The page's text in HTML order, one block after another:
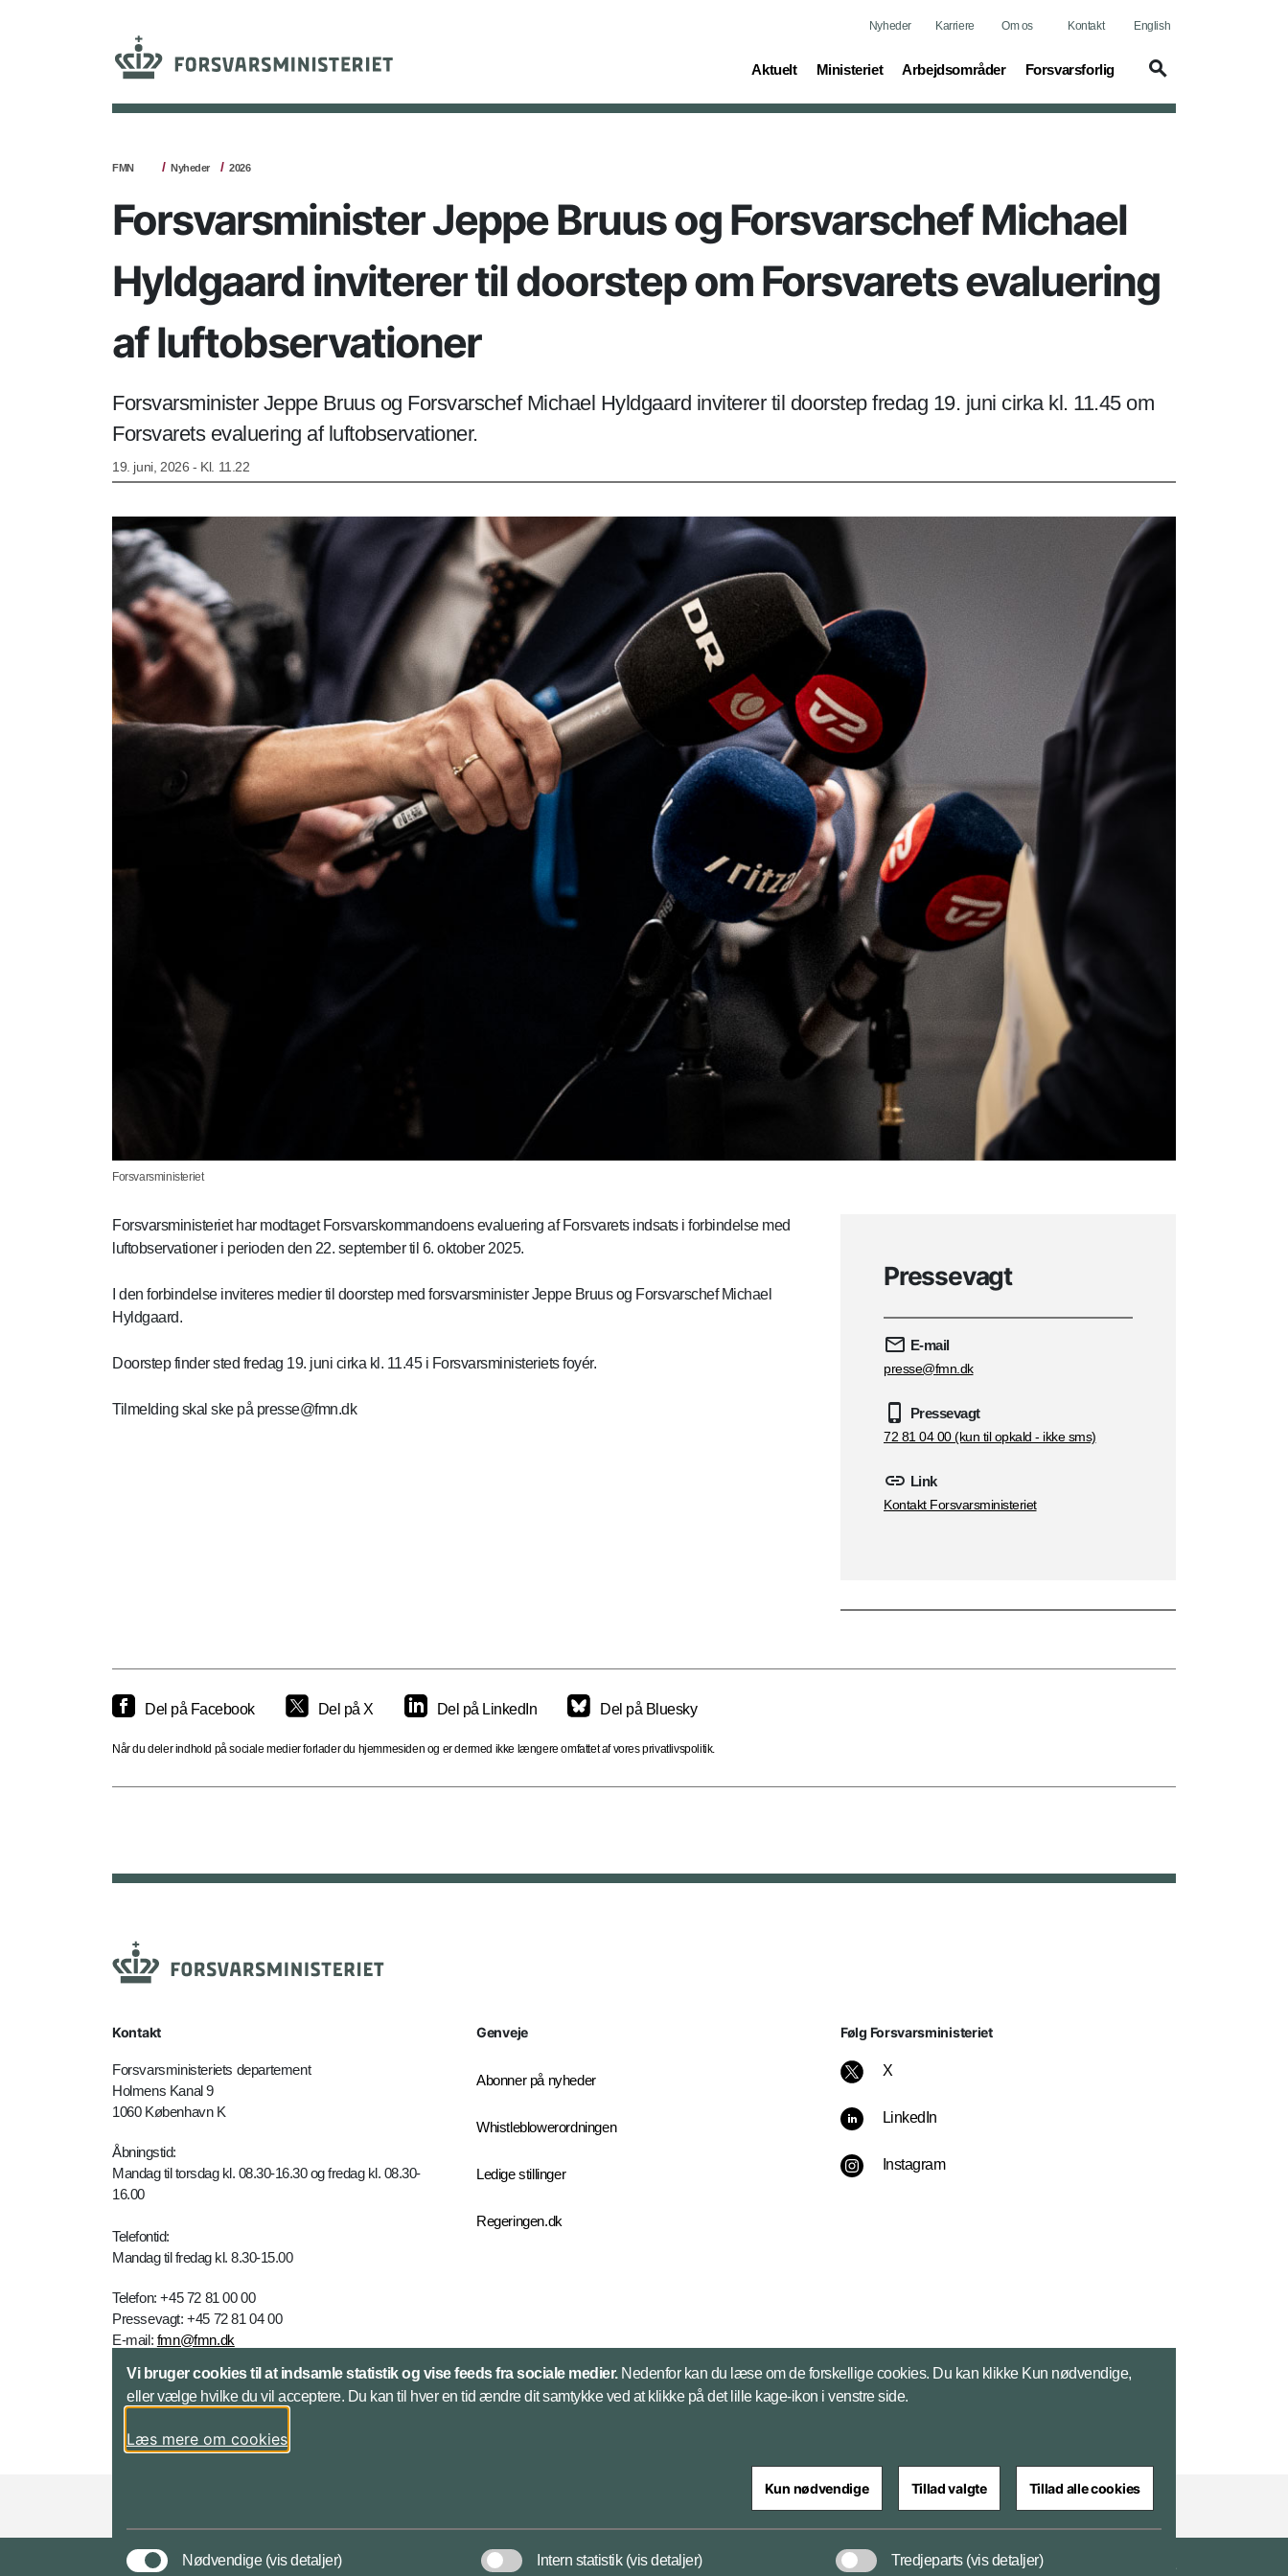
Nyheder Karriere Om os Kontakt English
Aktuelt
(current) Ministeriet
(current) Arbejdsområder
(current) Forsvarsforlig
(current)
FMN Nyheder 2026
Forsvarsminister Jeppe Bruus og Forsvarschef Michael
Hyldgaard inviterer til doorstep om Forsvarets evaluering
af luftobservationer
Forsvarsminister Jeppe Bruus og Forsvarschef Michael Hyldgaard inviterer til doorstep fredag 19. juni cirka kl. 11.45 om
Forsvarets evaluering af luftobservationer.
19. juni, 2026 - Kl. 11.22
Forsvarsministeriet
Forsvarsministeriet har modtaget Forsvarskommandoens evaluering af Forsvarets indsats i forbindelse med
luftobservationer i perioden den 22. september til 6. oktober 2025.
I den forbindelse inviteres medier til doorstep med forsvarsminister Jeppe Bruus og Forsvarschef Michael
Hyldgaard.
Doorstep finder sted fredag 19. juni cirka kl. 11.45 i Forsvarsministeriets foyér.
Tilmelding skal ske på presse@fmn.dk
Pressevagt
E-mail
presse@fmn.dk
Pressevagt
72 81 04 00 (kun til opkald - ikke sms)
Link
Kontakt Forsvarsministeriet
Del på Facebook Del på X Del på LinkedIn Del på Bluesky
Når du deler indhold på sociale medier forlader du hjemmesiden og er dermed ikke længere omfattet af vores privatlivspolitik.
Kontakt
Forsvarsministeriets departement
Holmens Kanal 9
1060 København K
Åbningstid:
Mandag til torsdag kl. 08.30-16.30 og fredag kl. 08.30-
16.00
Telefontid:
Mandag til fredag kl. 8.30-15.00
Telefon: +45 72 81 00 00
Pressevagt: +45 72 81 04 00
E-mail: fmn@fmn.dk
Yderligere kontaktinfo
Genveje
Abonner på nyheder
Whistleblowerordningen
Ledige stillinger
Regeringen.dk
Følg Forsvarsministeriet
X
LinkedIn
Instagram
Cookies Tilgængelighedserklæring
Vi bruger cookies til at indsamle statistik og vise feeds fra sociale medier.Nedenfor kan du læse om de forskellige cookies. Du kan klikke Kun nødvendige,
eller vælge hvilke du vil acceptere. Du kan til hver en tid ændre dit samtykke ved at klikke på det lille kage-ikon i venstre side.
Læs mere om cookies
Kun nødvendige Tillad valgte Tillad alle cookies
Nødvendige (vis detaljer) Intern statistik (vis detaljer) Tredjeparts (vis detaljer)